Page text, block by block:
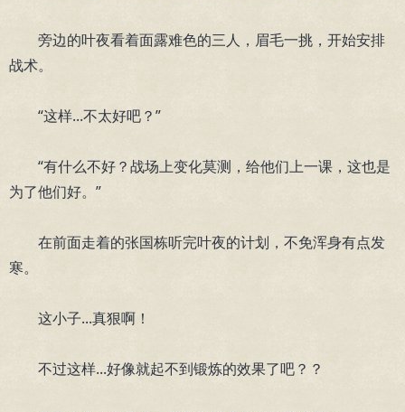
旁边的叶夜看着面露难色的三人，眉毛一挑，开始安排
战术。
“这样...不太好吧？”
“有什么不好？战场上变化莫测，给他们上一课，这也是
为了他们好。”
在前面走着的张国栋听完叶夜的计划，不免浑身有点发
寒。
这小子...真狠啊！
不过这样...好像就起不到锻炼的效果了吧？？